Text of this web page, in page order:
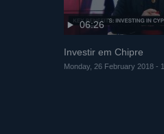
06:26
Investir em Chipre
Monday, 26 February 2018 -